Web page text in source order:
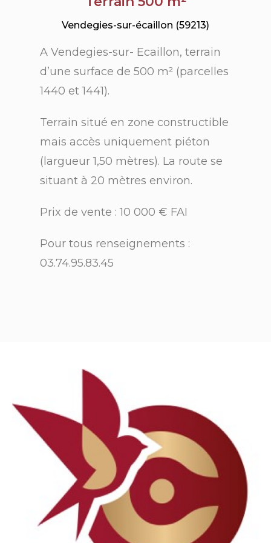
Vendegies-sur-écaillon (59213)
A Vendegies-sur- Ecaillon, terrain
d’une surface de 500 m² (parcelles
1440 et 1441).
Terrain situé en zone constructible
mais accès uniquement piéton
(largueur 1,50 mètres). La route se
situant à 20 mètres environ.
Prix de vente : 10 000 € FAI
Pour tous renseignements :
03.74.95.83.45